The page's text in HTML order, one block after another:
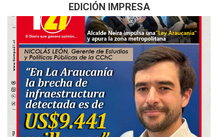
EDICIÓN IMPRESA